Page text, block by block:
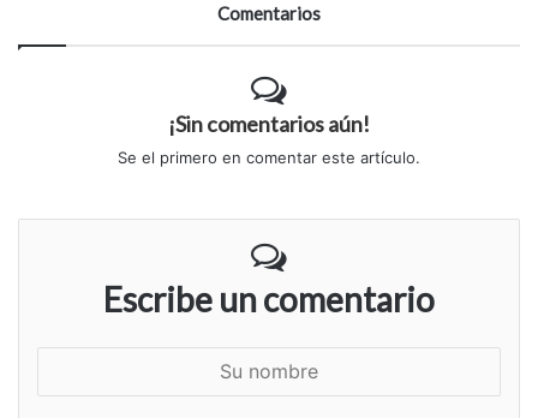
Comentarios
¡Sin comentarios aún!
Se el primero en comentar este artículo.
Escribe un comentario